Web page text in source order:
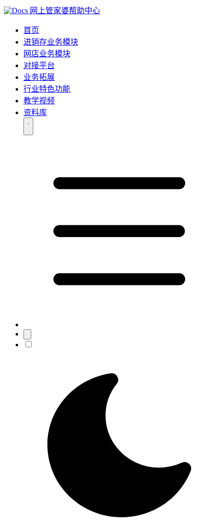
网上管家婆帮助中心
首页
进销存业务模块
网店业务模块
对接平台
业务拓展
行业特色功能
教学视频
资料库